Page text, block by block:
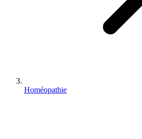
Homéopathie